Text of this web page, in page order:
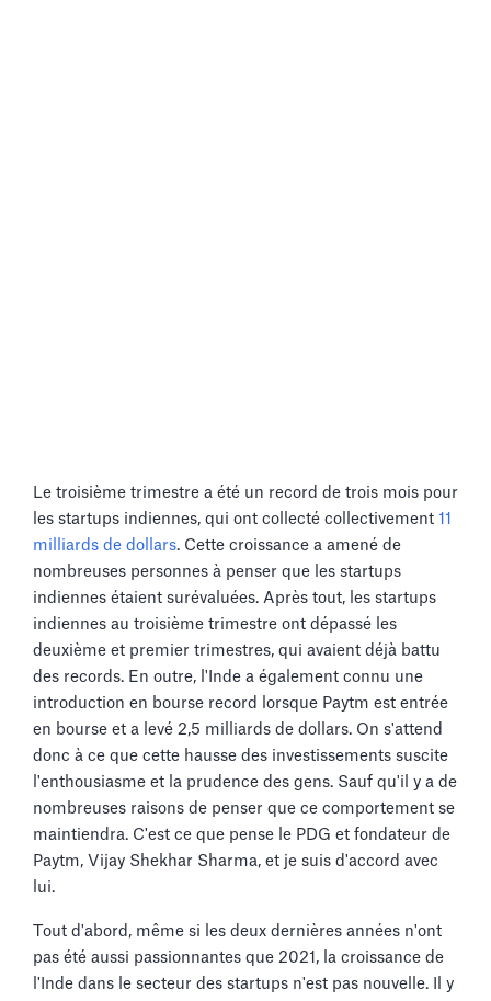
Le troisième trimestre a été un record de trois mois pour
les startups indiennes, qui ont collecté collectivement 11
milliards de dollars. Cette croissance a amené de
nombreuses personnes à penser que les startups
indiennes étaient surévaluées. Après tout, les startups
indiennes au troisième trimestre ont dépassé les
deuxième et premier trimestres, qui avaient déjà battu
des records. En outre, l'Inde a également connu une
introduction en bourse record lorsque Paytm est entrée
en bourse et a levé 2,5 milliards de dollars. On s'attend
donc à ce que cette hausse des investissements suscite
l'enthousiasme et la prudence des gens. Sauf qu'il y a de
nombreuses raisons de penser que ce comportement se
maintiendra. C'est ce que pense le PDG et fondateur de
Paytm, Vijay Shekhar Sharma, et je suis d'accord avec
lui.
Tout d'abord, même si les deux dernières années n'ont
pas été aussi passionnantes que 2021, la croissance de
l'Inde dans le secteur des startups n'est pas nouvelle. Il y